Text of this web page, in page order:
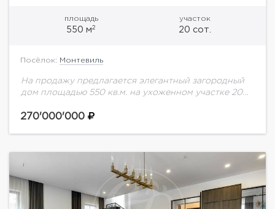
площадь
550 м2
участок
20 сот.
Посёлок: Монтевиль
На продажу предлагается элегантный загородный
дом площадью 550 кв.м. на ухоженном участке 20
и качественная мебель создают атмосферу уюта и
270'000'000